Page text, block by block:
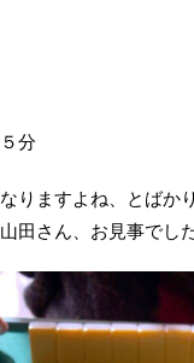
分
りますよね、とばか
田さん、お見事でした